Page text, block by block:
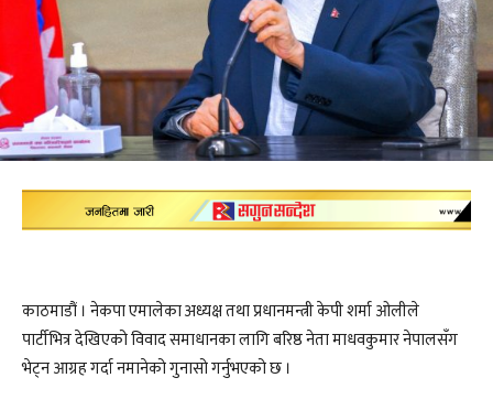
काठमाडौं । नेकपा एमालेका अध्यक्ष तथा प्रधानमन्त्री केपी शर्मा ओलीले
पार्टीभित्र देखिएको विवाद समाधानका लागि बरिष्ठ नेता माधवकुमार नेपालसँग
भेट्न आग्रह गर्दा नमानेको गुनासो गर्नुभएको छ ।